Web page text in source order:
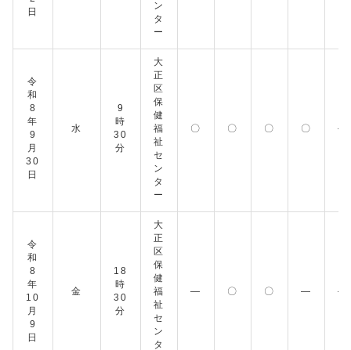
日
ン
タ
ー
令
和
8
年
9
月
30
日
水
9
時
30
分
大
正
区
保
健
福
祉
セ
ン
タ
ー
〇 〇 〇 〇 ―
令
和
8
年
10
月
9
日
金
18
時
30
分
大
正
区
保
健
福
祉
セ
ン
タ
― 〇 〇 ― ―